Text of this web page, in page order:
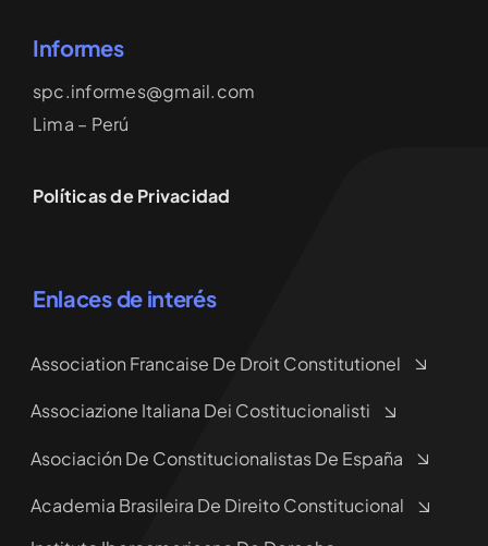
Informes
spc.informes@gmail.com
Lima – Perú
Políticas de Privacidad
Enlaces de interés
Association Francaise De Droit Constitutionel
Associazione Italiana Dei Costitucionalisti
Asociación De Constitucionalistas De España
Academia Brasileira De Direito Constitucional